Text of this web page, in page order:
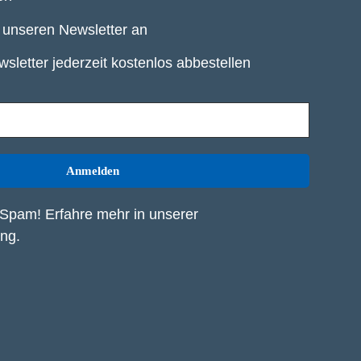
Newsletter an
jederzeit kostenlos abbestellen
Erfahre mehr in unserer
.